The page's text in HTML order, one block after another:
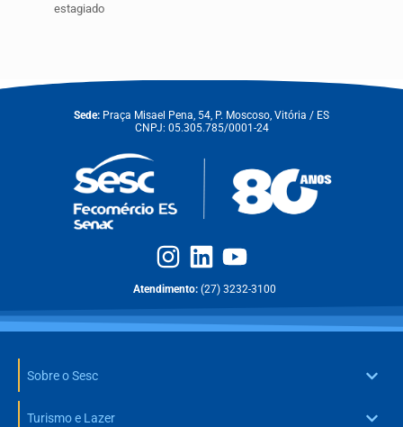
estagiado
Sede: Praça Misael Pena, 54, P. Moscoso, Vitória / ES
CNPJ: 05.305.785/0001-24
Atendimento: (27) 3232-3100
Sobre o Sesc
Turismo e Lazer